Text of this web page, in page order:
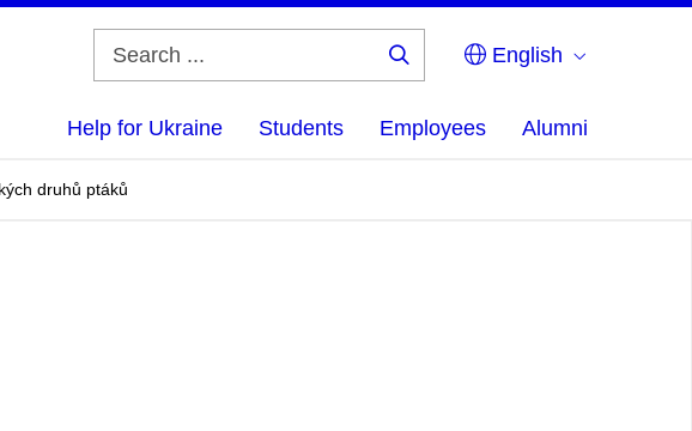
English
Help for Ukraine Students Employees Alumni
druhů ptáků